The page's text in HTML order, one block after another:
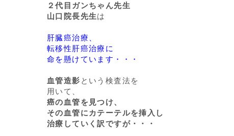
２代目ガンちゃん先生
山口院長先生は
肝臓癌治療、
転移性肝癌治療に
命を懸けています・・・
血管造影 という検査法を
用いて、
癌の血管を見つけ、
その血管にカテーテルを挿入し
治療していく訳ですが・・・